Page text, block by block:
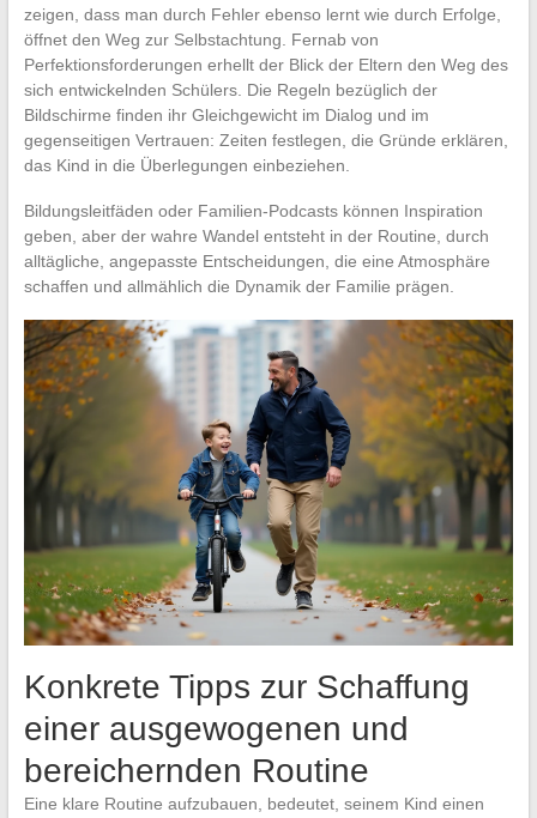
zeigen, dass man durch Fehler ebenso lernt wie durch Erfolge,
öffnet den Weg zur Selbstachtung. Fernab von
Perfektionsforderungen erhellt der Blick der Eltern den Weg des
sich entwickelnden Schülers. Die Regeln bezüglich der
Bildschirme finden ihr Gleichgewicht im Dialog und im
gegenseitigen Vertrauen: Zeiten festlegen, die Gründe erklären,
das Kind in die Überlegungen einbeziehen.
Bildungsleitfäden oder Familien-Podcasts können Inspiration
geben, aber der wahre Wandel entsteht in der Routine, durch
alltägliche, angepasste Entscheidungen, die eine Atmosphäre
schaffen und allmählich die Dynamik der Familie prägen.
Konkrete Tipps zur Schaffung
einer ausgewogenen und
bereichernden Routine
Eine klare Routine aufzubauen, bedeutet, seinem Kind einen